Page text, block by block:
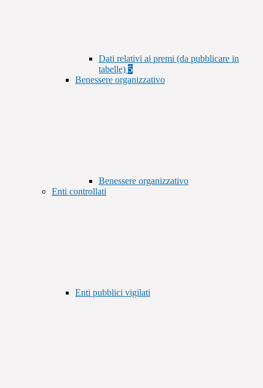
Dati relativi ai premi (da pubblicare in
tabelle) 5
Benessere organizzativo
Benessere organizzativo
Enti controllati
Enti pubblici vigilati